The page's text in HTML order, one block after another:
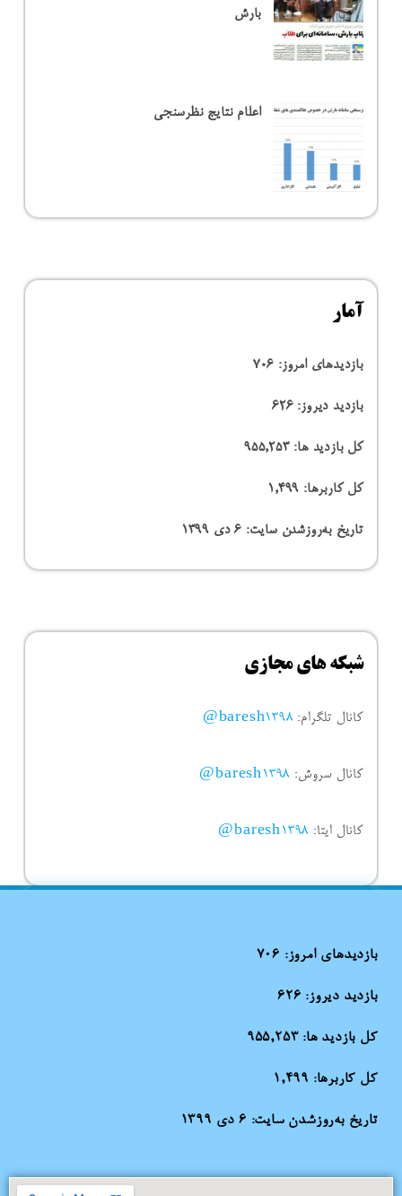
بارش
اعلام نتایج نظرسنجی
آمار
بازدیدهای امروز: 706
بازدید دیروز:626
کل بازدید ها:955,253
کل کاربرها: 1,499
تاریخ به‌روزشدن سایت:۶ دی ۱۳۹۹
شبکه های مجازی
کانال تلگرام: baresh1398@
کانال سروش: baresh1398@
کانال ایتا: baresh1398@
بازدیدهای امروز: 706
بازدید دیروز: 626
کل بازدید ها:955,253
کل کاربرها: 1,499
تاریخ به‌روزشدن سایت: ۶ دی ۱۳۹۹